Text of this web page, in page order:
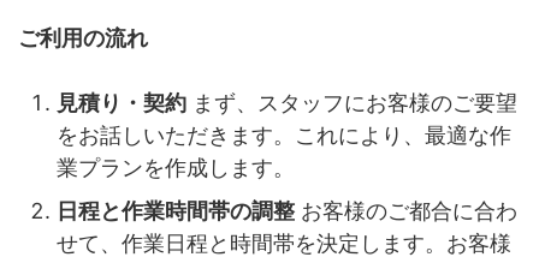
ご利用の流れ
見積り・契約 まず、スタッフにお客様のご要望
をお話しいただきます。これにより、最適な作
業プランを作成します。
日程と作業時間帯の調整 お客様のご都合に合わ
せて、作業日程と時間帯を決定します。お客様